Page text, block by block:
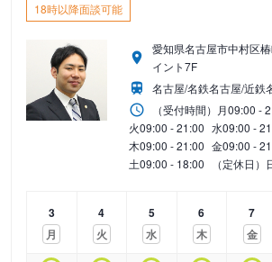
18時以降面談可能
愛知県名古屋市中村区
イント7F
名古屋/名鉄名古屋/近鉄
（受付時間） 月09:00 -
火09:00 - 21:00 水09:00 -
木09:00 - 21:00 金09:00 -
土09:00 - 18:00 （定休日）
3
月
4
火
5
水
6
木
7
金